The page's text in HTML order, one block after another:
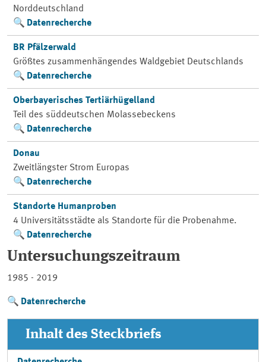
Norddeutschland
Datenrecherche
BR Pfälzerwald
Größtes zusammenhängendes Waldgebiet Deutschlands
Datenrecherche
Oberbayerisches Tertiärhügelland
Teil des süddeutschen Molassebeckens
Datenrecherche
Donau
Zweitlängster Strom Europas
Datenrecherche
Standorte Humanproben
4 Universitätsstädte als Standorte für die Probenahme.
Datenrecherche
Untersuchungszeitraum
1985 - 2019
Datenrecherche
Inhalt des Steckbriefs